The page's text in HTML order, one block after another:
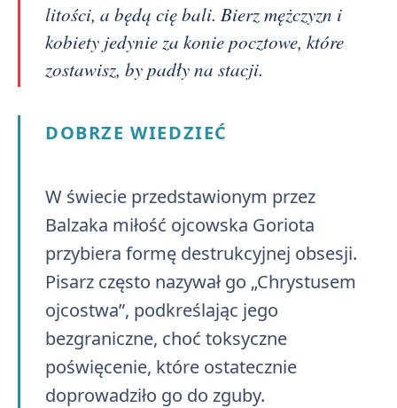
litości, a będą cię bali. Bierz mężczyzn i
kobiety jedynie za konie pocztowe, które
zostawisz, by padły na stacji.
DOBRZE WIEDZIEĆ
W świecie przedstawionym przez
Balzaka miłość ojcowska Goriota
przybiera formę destrukcyjnej obsesji.
Pisarz często nazywał go „Chrystusem
ojcostwa”, podkreślając jego
bezgraniczne, choć toksyczne
poświęcenie, które ostatecznie
doprowadziło go do zguby.